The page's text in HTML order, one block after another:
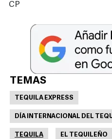
CP
TEMAS
TEQUILA EXPRESS
DÍA INTERNACIONAL DEL
TEQUILA EL TEQUILEÑO